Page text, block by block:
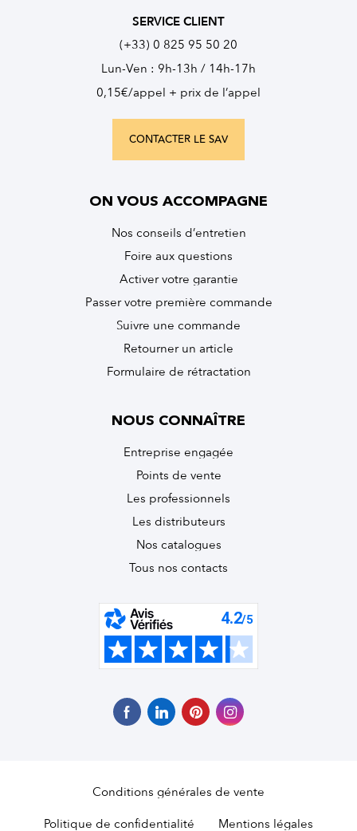
SERVICE CLIENT
(+33) 0 825 95 50 20
Lun-Ven : 9h-13h / 14h-17h
0,15€/appel + prix de l’appel
CONTACTER LE SAV
ON VOUS ACCOMPAGNE
Nos conseils d’entretien
Foire aux questions
Activer votre garantie
Passer votre première commande
Suivre une commande
Retourner un article
Formulaire de rétractation
NOUS CONNAÎTRE
Entreprise engagée
Points de vente
Les professionnels
Les distributeurs
Nos catalogues
Tous nos contacts
Conditions générales de vente
Politique de confidentialité Mentions légales